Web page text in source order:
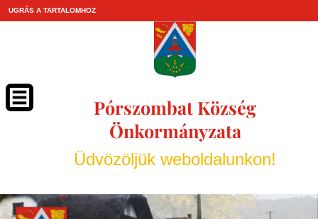
UGRÁS A TARTALOMHOZ
Pórszombat Község
Önkormányzata
Üdvözöljük weboldalunkon!